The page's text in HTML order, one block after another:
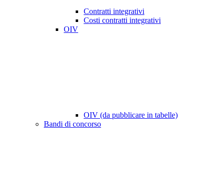
Contratti integrativi
Costi contratti integrativi
OIV
OIV (da pubblicare in tabelle)
Bandi di concorso